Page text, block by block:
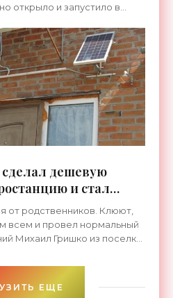
открыло и запустило в
дешевую
и стал
- «Новости
от родственников. Клюют,
всем и провел нормальный
Михаил Гришко из поселка
ЕЩЕ